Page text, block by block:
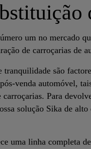
um no mercado
de carroçarias de
tranquilidade são
venda automóvel,
carroçarias. Para
solução Sika de
uma linha completa